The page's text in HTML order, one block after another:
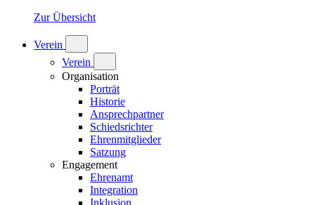
Zur Übersicht
Verein
Verein
Organisation
Porträt
Historie
Ansprechpartner
Schiedsrichter
Ehrenmitglieder
Satzung
Engagement
Ehrenamt
Integration
Inklusion